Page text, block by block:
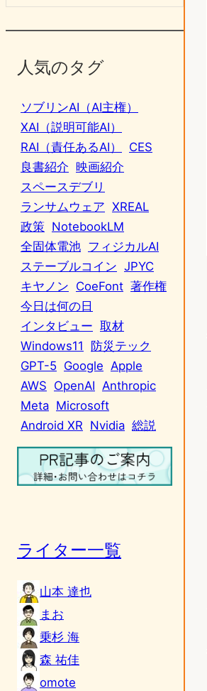
人気のタグ
ソブリンAI（AI主権）
XAI（説明可能AI）
RAI（責任あるAI）
CES
良書紹介 映画紹介
スペースデブリ
ランサムウェア XREAL
政策 NotebookLM
全固体電池 フィジカルAI
ステーブルコイン JPYC
キヤノン CoeFont 著作権
今日は何の日
インタビュー 取材
Windows11
防災テック
GPT-5 Google Apple
AWS OpenAI Anthropic
Meta Microsoft
Android XR Nvidia 総説
ライター一覧
山本 達也
まお
乗杉 海
森 祐佳
omote